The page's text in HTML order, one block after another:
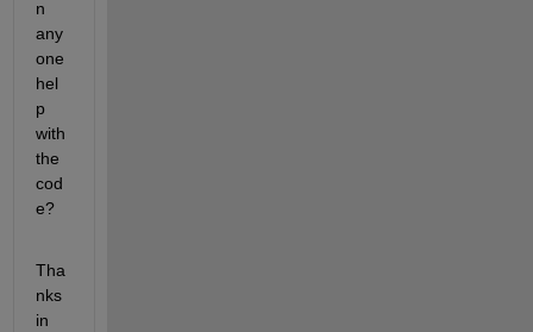
n
any
one
hel
p
with
the
cod
e?
Tha
nks
in